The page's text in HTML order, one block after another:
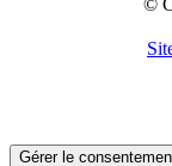
©
Gérer le